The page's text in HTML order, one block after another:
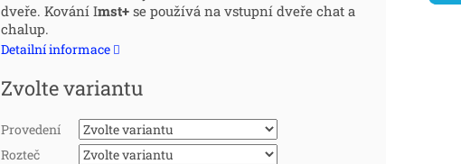
cena:
dveře. Kování Imst+se používá na vstupní dveře chat a
chalup.
Detailní informace
Zvolte variantu
Provedení
Rozteč